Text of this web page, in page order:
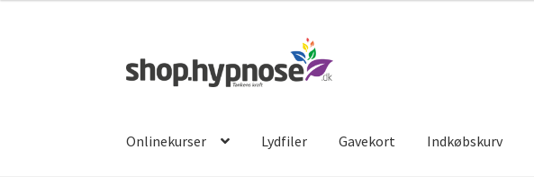
til
navigation
til
Onlinekurser Lydfiler Gavekort Indkøbskurv